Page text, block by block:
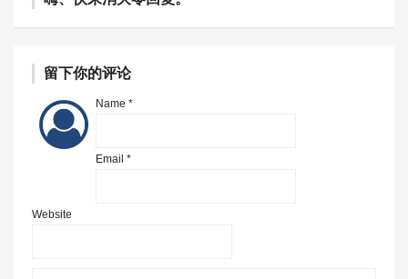
留下你的评论
Name *
Email *
Website